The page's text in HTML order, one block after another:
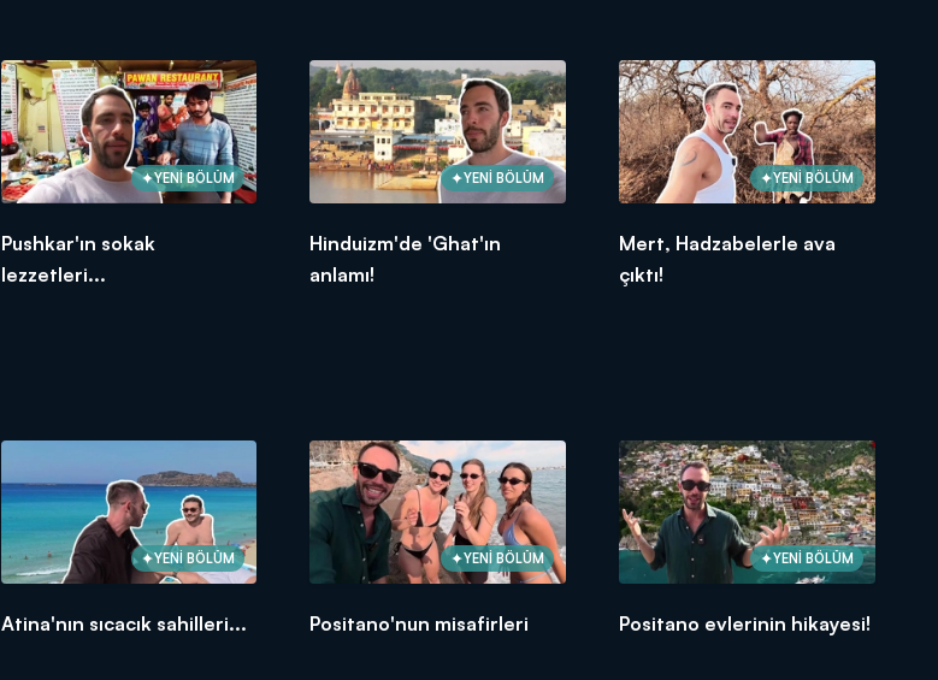
YENİ BÖLÜM
Pushkar'ın sokak
lezzetleri...
YENİ BÖLÜM
Hinduizm'de 'Ghat'ın
anlamı!
YENİ BÖLÜM
Mert, Hadzabelerle ava
çıktı!
YENİ BÖLÜM
Atina'nın sıcacık sahilleri...
YENİ BÖLÜM
Positano'nun misafirleri
YENİ BÖLÜM
Positano evlerinin hikayesi!